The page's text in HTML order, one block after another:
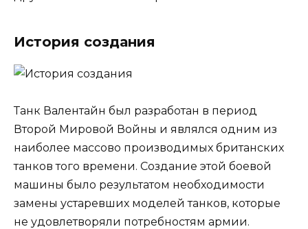
История создания
Танк Валентайн был разработан в период
Второй Мировой Войны и являлся одним из
наиболее массово производимых британских
танков того времени. Создание этой боевой
машины было результатом необходимости
замены устаревших моделей танков, которые
не удовлетворяли потребностям армии.